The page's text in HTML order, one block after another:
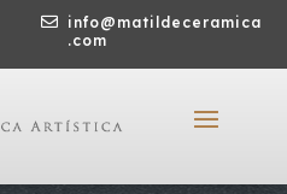

info@matildeceramica
.com